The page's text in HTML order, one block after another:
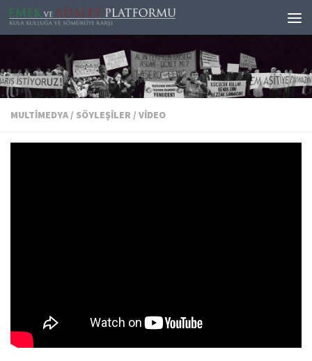
Skip to content
MULTIMEDYA/ SÖYLEŞILER / VIDEO